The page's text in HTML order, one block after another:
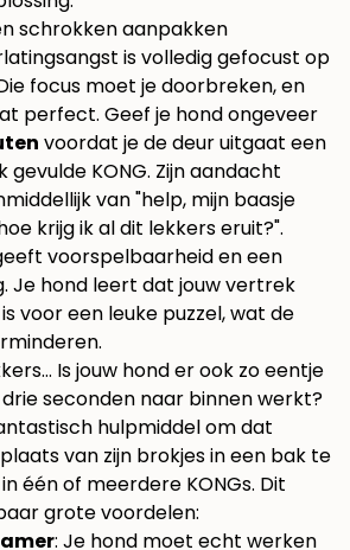
schrokken aanpakken
is volledig gefocust op
focus moet je doorbreken, en
perfect. Geef je hond ongeveer
voordat je de deur uitgaat een
gevulde KONG. Zijn aandacht
van "help, mijn baasje
krijg ik al dit lekkers eruit?".
voorspelbaarheid en een
Je hond leert dat jouw vertrek
voor een leuke puzzel, wat de
Is jouw hond er ook zo eentje
seconden naar binnen werkt?
hulpmiddel om dat
van zijn brokjes in een bak te
één of meerdere KONGs. Dit
grote voordelen:
: Je hond moet echt werken